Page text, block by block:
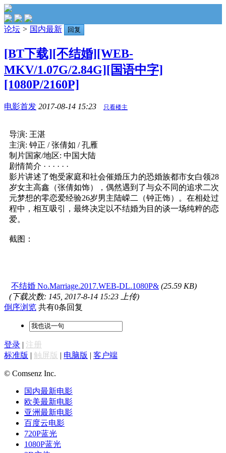
论坛 > 国内最新 回复
[BT下载][不结婚][WEB-
MKV/1.07G/2.84G][国语中字]
[1080P/2160P]
电影首发 2017-08-14 15:23 只看楼主
导演: 王湛
主演: 钟正 / 张倩如 / 孔雁
制片国家/地区: 中国大陆
剧情简介 · · · · · ·
影片讲述了饱受家庭和社会催婚压力的恐婚族都市女白领28
岁女主高鑫（张倩如饰），偶然遇到了与众不同的追求二次
元梦想的零恋爱经验26岁男主陆嵘二（钟正饰）。在相处过
程中，相互吸引，最终决定以不结婚为目的谈一场纯粹的恋
爱。
截图：
不结婚 No.Marriage.2017.WEB-DL.1080P& (25.59 KB)
(下载次数: 145, 2017-8-14 15:23 上传)
倒序浏览 共有0条回复
登录 | 注册
标准版 | 触屏版 | 电脑版 | 客户端
© Comsenz Inc.
国内最新电影
欧美最新电影
亚洲最新电影
百度云电影
720P蓝光
1080P蓝光